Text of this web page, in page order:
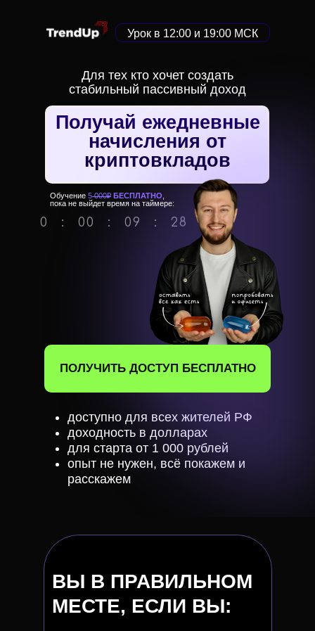
доступно для всех жителей РФ
доходность в долларах
для старта от 1 000 рублей
опыт не нужен, всё покажем и
расскажем
0 : 00 : 09 : 2 8
Для тех кто хочет создать
стабильный пассивный доход
Обучение 5000₽ БЕСПЛАТНО
пока не выйдет время на таймере:
Урок в 12:00 и 19:00 МСК
Получай ежедневные
начисления от
криптовкладов
ПОЛУЧИТЬ ДОСТУП БЕСПЛАТНО
ВЫ В ПРАВИЛЬНОМ
МЕСТЕ, ЕСЛИ ВЫ: